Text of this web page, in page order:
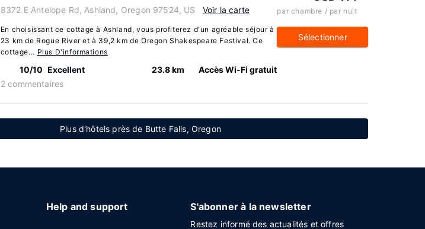
8372 E Antelope Rd, Ashland, Oregon 97524, US Voir la carte
En choisissant ce cottage à Ashland, vous profiterez d'un agréable séjour à
23 km de Rogue River et à 39,2 km de Oregon Shakespeare Festival. Ce
cottage... Plus D'informations
10/10 Excellent
2 commentaires
23.8 km Accès Wi-Fi gratuit
par chambre / par nuit
Sélectionner
Plus d'hôtels près de Butte Falls, Oregon
Help and support S'abonner à la newsletter
Restez informé des actualités et offres